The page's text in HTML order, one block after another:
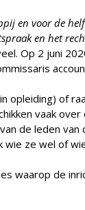
en voor de
en het
Op 2 juni
opleiding) of
vaak
de leden
ze wel of
waarop de